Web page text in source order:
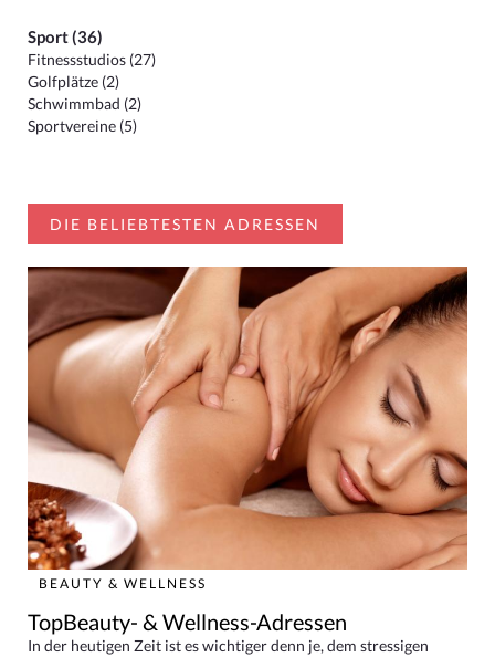
Sport (36)
Fitnessstudios (27)
Golfplätze (2)
Schwimmbad (2)
Sportvereine (5)
DIE BELIEBTESTEN ADRESSEN
BEAUTY & WELLNESS
TopBeauty- & Wellness-Adressen
In der heutigen Zeit ist es wichtiger denn je, dem stressigen